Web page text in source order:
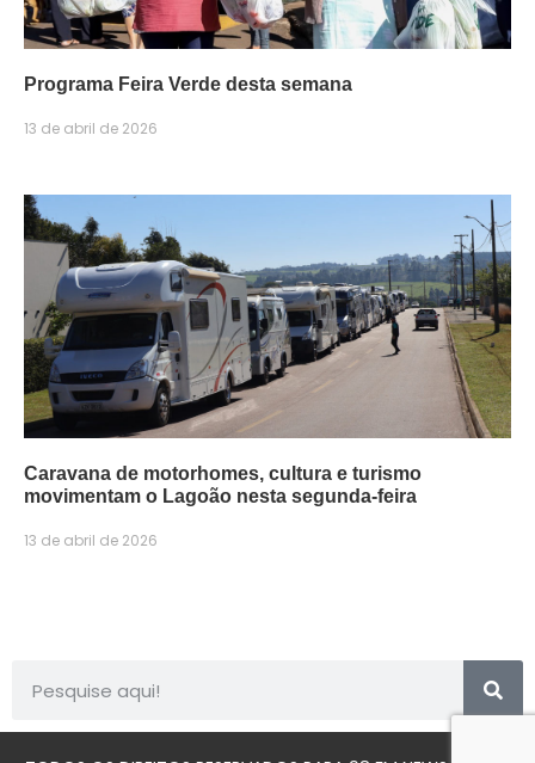
Programa Feira Verde desta semana
13 de abril de 2026
Caravana de motorhomes, cultura e turismo
movimentam o Lagoão nesta segunda-feira
13 de abril de 2026